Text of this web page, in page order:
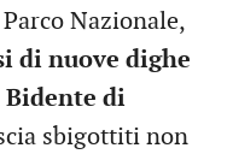
Nazionale,
di nuove dighe
di
sbigottiti non